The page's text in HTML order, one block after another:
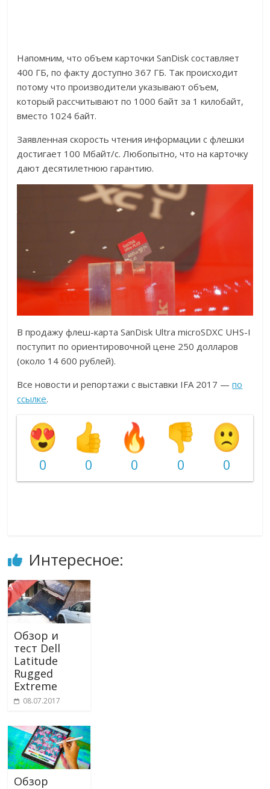
Напомним, что объем карточки SanDisk составляет
400 ГБ, по факту доступно 367 ГБ. Так происходит
потому что производители указывают объем,
который рассчитывают по 1000 байт за 1 килобайт,
вместо 1024 байт.
Заявленная скорость чтения информации с флешки
достигает 100 Мбайт/с. Любопытно, что на карточку
дают десятилетнюю гарантию.
В продажу флеш-карта SanDisk Ultra microSDXC UHS-I
поступит по ориентировочной цене 250 долларов
(около 14 600 рублей).
Все новости и репортажи с выставки IFA 2017 —по
ссылке.
0 0 0 0 0
Интересное:
Обзор и
тест Dell
Latitude
Rugged
Extreme
08.07.2017
Обзор